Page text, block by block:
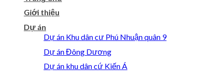
Giới thiệu
Dự án
Dự án Khu dân cư Phú Nhuận quân 9
Dự án Đông Dương
Dự án khu dân cứ Kiến Á